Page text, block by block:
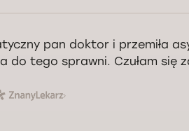
pan doktor i przemiła
do tego sprawni. Czułam się